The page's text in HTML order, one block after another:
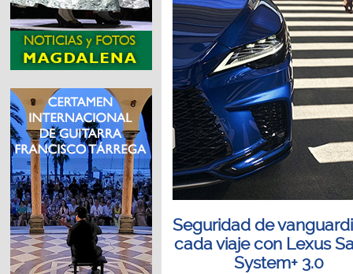
Seguridad de
cada viaje con Lexus
System+ 3.0